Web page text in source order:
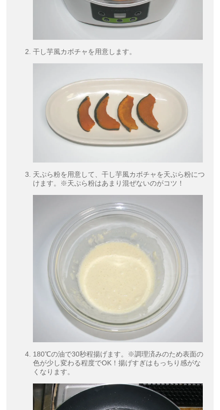
干し芋風カボチャを用意します。
天ぷら粉を用意して、干し芋風カボチャを天ぷら粉につ
けます。※天ぷら粉はあまり混ぜないのがコツ！
180℃の油で30秒程揚げます。※調理済みのため表面の
色が少し変わる程度でOK！揚げすぎはもっちり感がな
くなります。